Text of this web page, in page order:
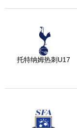
托特纳姆热刺U17